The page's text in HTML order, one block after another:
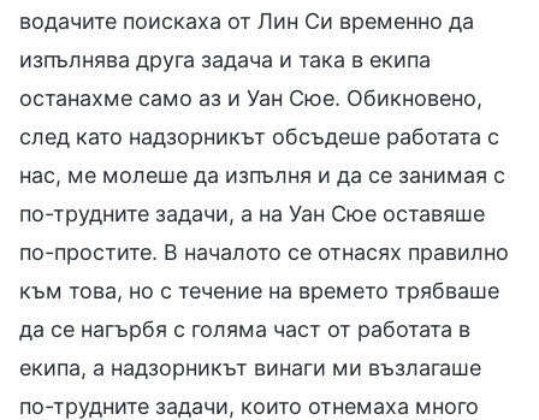
водачите поискаха от Лин Си временно да
изпълнява друга задача и така в екипа
останахме само аз и Уан Сюе. Обикновено,
след като надзорникът обсъдеше работата с
нас, ме молеше да изпълня и да се занимая с
по-трудните задачи, а на Уан Сюе оставяше
по-простите. В началото се отнасях правилно
към това, но с течение на времето трябваше
да се нагърбя с голяма част от работата в
екипа, а надзорникът винаги ми възлагаше
по-трудните задачи, които отнемаха много